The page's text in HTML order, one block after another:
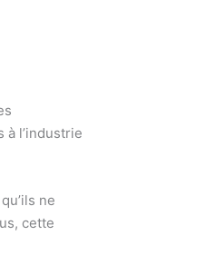
l’industrie
ne
cette